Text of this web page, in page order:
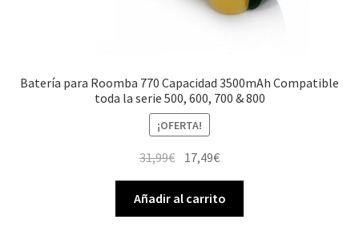
Batería para Roomba 770 Capacidad 3500mAh Compatible
toda la serie 500, 600, 700 & 800
¡OFERTA!
31,99€ El
precio
original
era:
17,49€El
precio
actual
es:
Añadir al carrito